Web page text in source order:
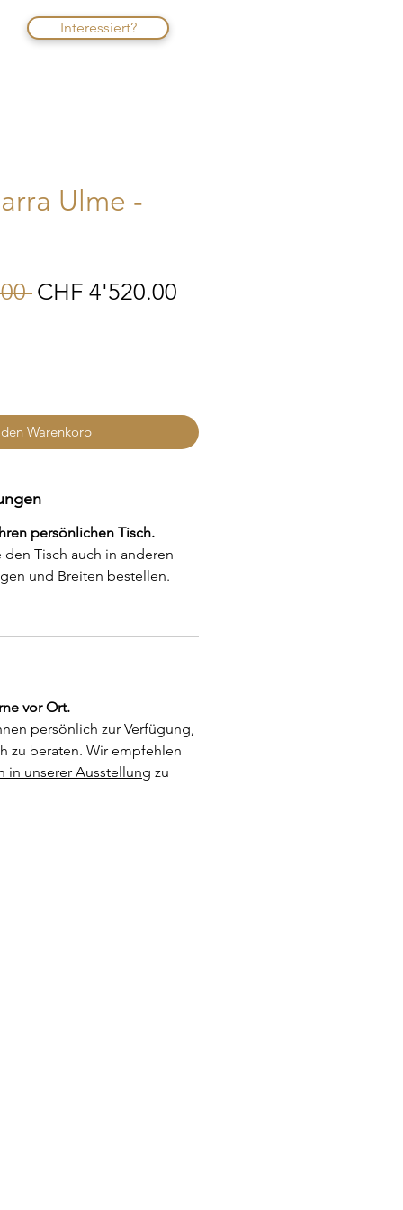
Interessiert?
Ulme -
Standardpreis
CHF 4'520.00
Warenkorb
persönlichen Tisch.
Tisch auch in anderen
und Breiten bestellen.
vor Ort.
persönlich zur Verfügung,
zu beraten. Wir empfehlen
in unserer Ausstellung zu